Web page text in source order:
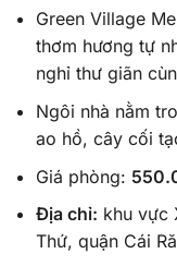
Green Village
thơm hương tự
nghỉ thư giãn
Ngôi nhà nằm
ao hồ, cây cối
Giá phòng:
Địa chỉ: khu vực
Thứ, quận Cái